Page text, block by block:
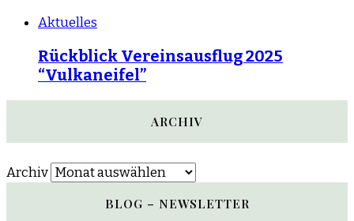
Aktuelles
Rückblick Vereinsausflug 2025
“Vulkaneifel”
ARCHIV
Archiv
BLOG – NEWSLETTER